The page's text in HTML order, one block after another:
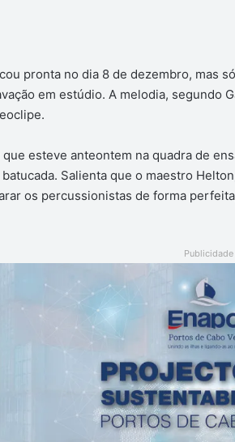
pronta no dia 8 de dezembro, mas
em estúdio. A melodia, segundo
que esteve anteontem na quadra de
Salienta que o maestro
os percussionistas de forma
Publicidade